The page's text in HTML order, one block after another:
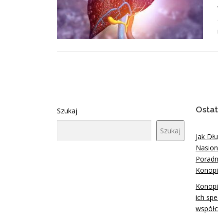
Szukaj
Szukaj
Jak
Konopi
ich